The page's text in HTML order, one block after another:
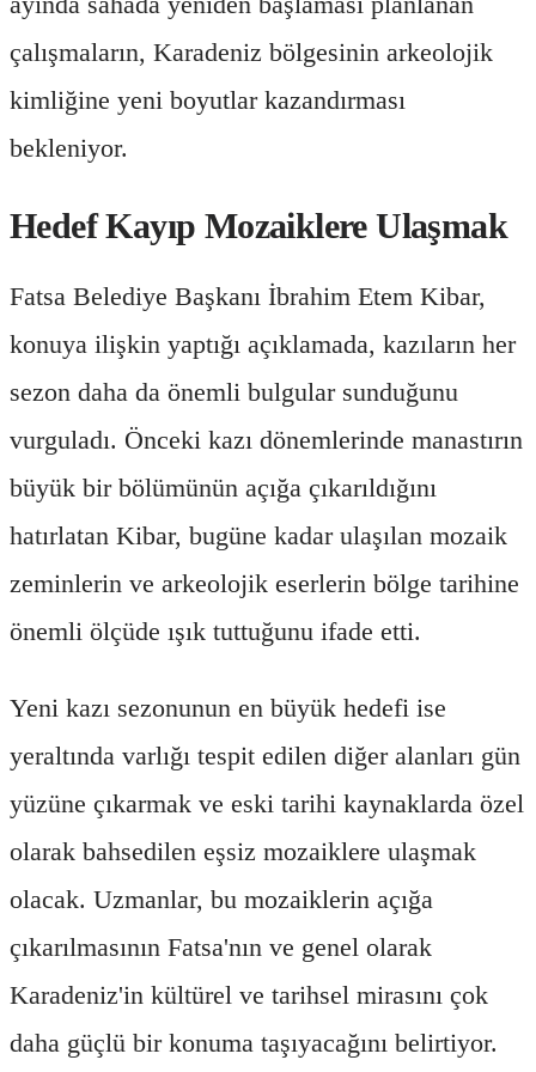
çalışmaların, Karadeniz bölgesinin arkeolojik
kimliğine yeni boyutlar kazandırması
bekleniyor.
Hedef Kayıp Mozaiklere Ulaşmak
Fatsa Belediye Başkanı İbrahim Etem Kibar,
konuya ilişkin yaptığı açıklamada, kazıların her
sezon daha da önemli bulgular sunduğunu
vurguladı. Önceki kazı dönemlerinde manastırın
büyük bir bölümünün açığa çıkarıldığını
hatırlatan Kibar, bugüne kadar ulaşılan mozaik
zeminlerin ve arkeolojik eserlerin bölge tarihine
önemli ölçüde ışık tuttuğunu ifade etti.
Yeni kazı sezonunun en büyük hedefi ise
yeraltında varlığı tespit edilen diğer alanları gün
yüzüne çıkarmak ve eski tarihi kaynaklarda özel
olarak bahsedilen eşsiz mozaiklere ulaşmak
olacak. Uzmanlar, bu mozaiklerin açığa
çıkarılmasının Fatsa'nın ve genel olarak
Karadeniz'in kültürel ve tarihsel mirasını çok
daha güçlü bir konuma taşıyacağını belirtiyor.